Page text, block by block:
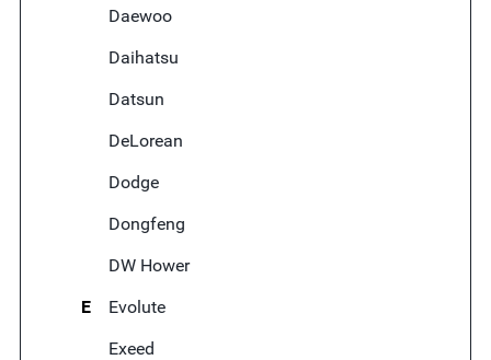
Daewoo
Daihatsu
Datsun
DeLorean
Dodge
Dongfeng
DW Hower
E
Evolute
Exeed